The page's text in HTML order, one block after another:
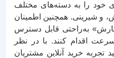
خود را به دسته‌های مختلف
و شیرینی. همچنین اطمینان
به‌راحتی قابل دسترس
سرعت اقدام کنند. با در نظر
تجربه خرید آنلاین مشتریان